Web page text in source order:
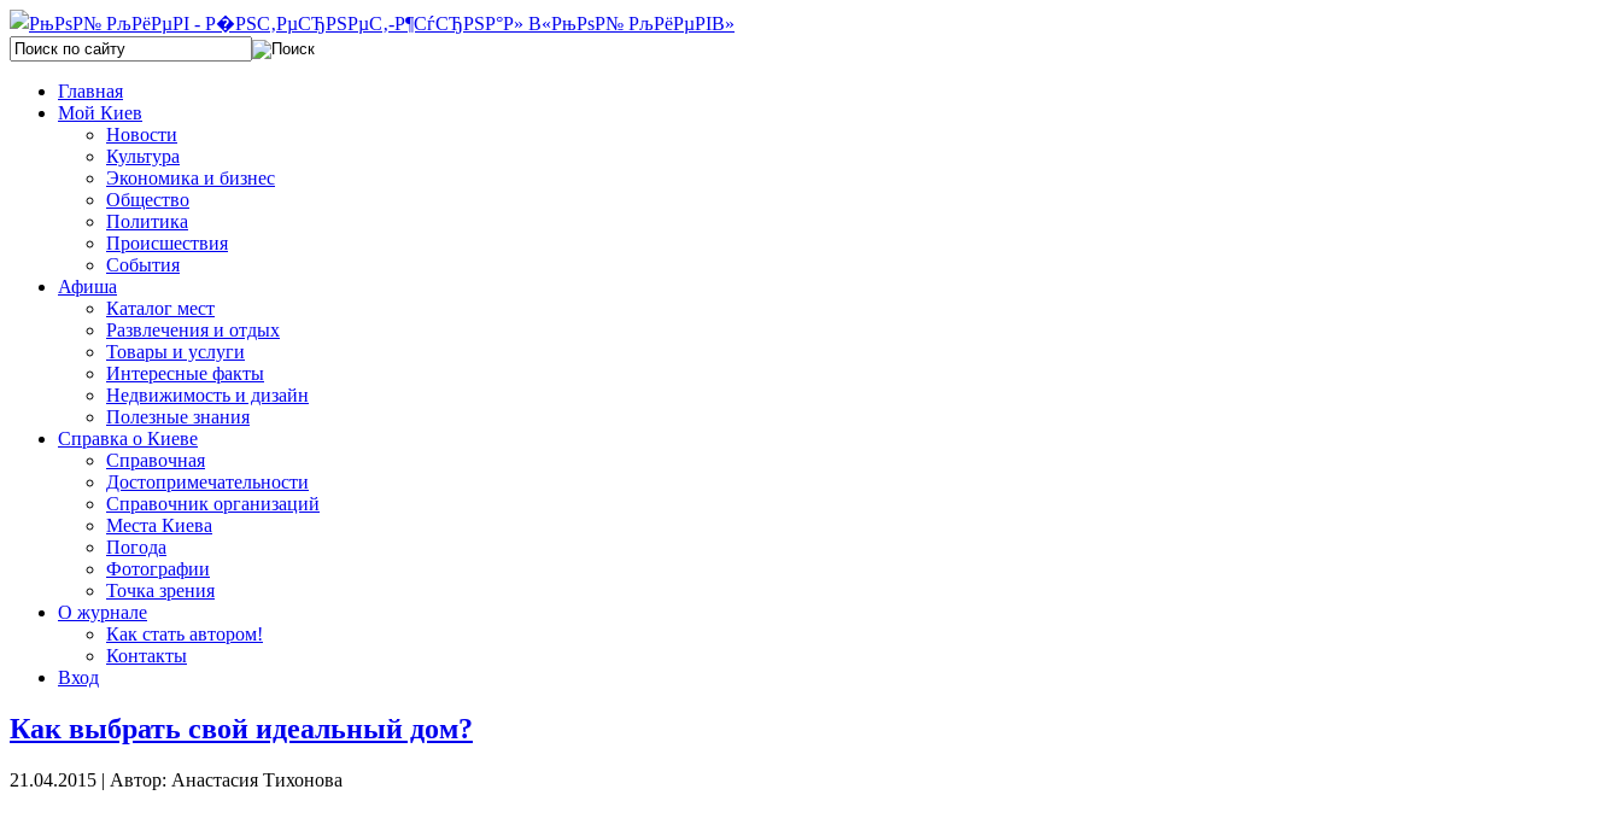
Главная
Мой Киев
Новости
Культура
Экономика и бизнес
Общество
Политика
Происшествия
События
Афиша
Каталог мест
Развлечения и отдых
Товары и услуги
Интересные факты
Недвижимость и дизайн
Полезные знания
Справка о Киеве
Справочная
Достопримечательности
Справочник организаций
Места Киева
Погода
Фотографии
Точка зрения
О журнале
Как стать автором!
Контакты
Вход
Как выбрать свой идеальный дом?
21.04.2015 | Автор: Анастасия Тихонова